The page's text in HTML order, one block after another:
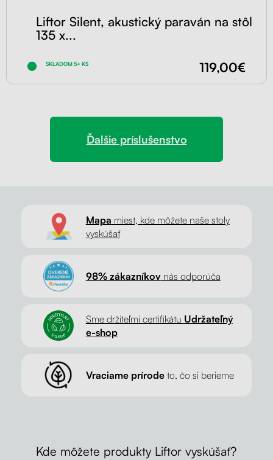
Liftor Silent, akustický paraván na stôl
135 x...
SKLADOM 5+ KS 119,00€
Ďalšie príslušenstvo
Mapa miest, kde môžete naše stoly
vyskúšať
98% zákazníkovnás odporúča
Sme držiteľmi certifikátu Udržateľný
e-shop
Vraciame prírodeto, čo si berieme
Kde môžete produkty Liftor vyskúšať?